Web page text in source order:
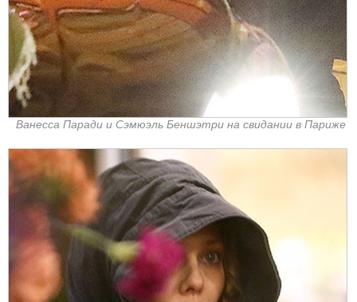
Ванесса Паради и Сэмюэль Беншэтри на свидании в Париже